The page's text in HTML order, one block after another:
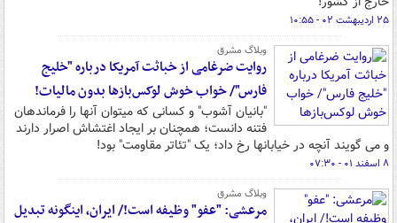
۲۵ اردیبهشت ۰۲ - ۱۰:۵۵
وبلاگ مشرق
روایت ضرغامی از خباثت آمریکا درباره "خلیج
فارس"/ خواب خوش لوکس‌بازها بدون مالیات!
"بانیان آشوب" و کسانی که میتوان آنها را فرماندهان
فتنه دانست؛ همچنان بر ایجاد اغتشاش اصرار دارند
و می گویند آنچه در خیابانها رخ داد؛ یک "تئاتر مقاومت" بود!
۸ اسفند ۰۱ - ۰۷:۳۰
وبلاگ مشرق
مرعشی: "عفو" وظیفه است!/ ایران، اینگونه تبدیل